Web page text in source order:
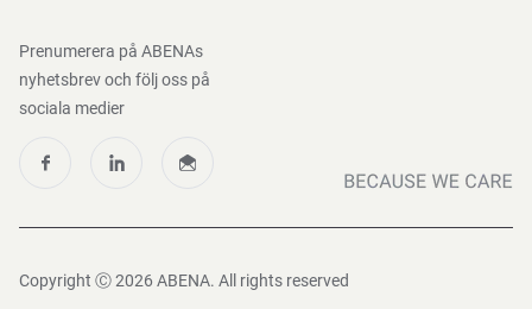
Prenumerera på ABENAs
nyhetsbrev och följ oss på
sociala medier
Copyright Ⓒ 2026 ABENA. All rights reserved